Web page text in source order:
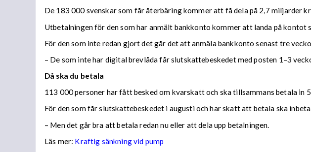
De 183 000 svenskar som får återbäring kommer att få dela på 2,7 miljarder
Utbetalningen för den som har anmält bankkonto kommer att landa på kontot
För den som inte redan gjort det går det att anmäla bankkonto senast tre
– De som inte har digital brevlåda får slutskattebeskedet med posten 1–3
Då ska du betala
113 000 personer har fått besked om kvarskatt och ska tillsammans betala in
För den som får slutskattebeskedet i augusti och har skatt att betala ska
– Men det går bra att betala redan nu eller att dela upp betalningen.
Läs mer: Kraftig sänkning vid pump